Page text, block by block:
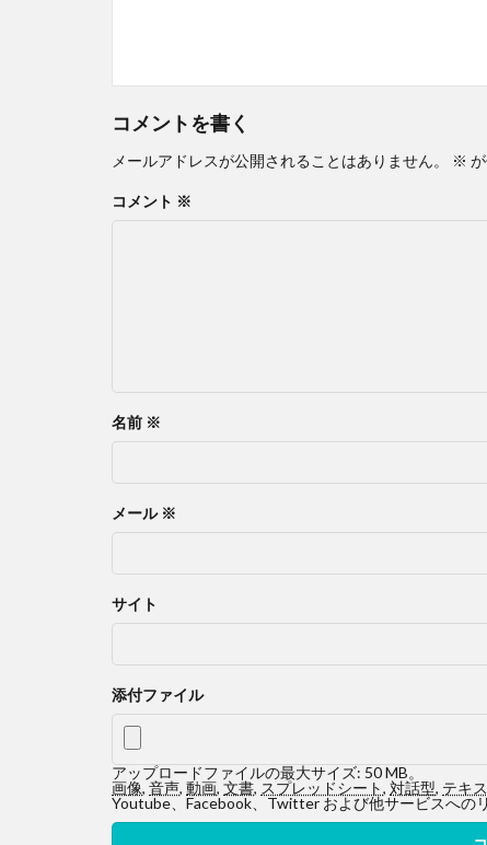
コメントを書く
メールアドレスが公開されることはありません。 ※
コメント ※
名前 ※
メール ※
サイト
添付ファイル
アップロードファイルの最大サイズ: 50 MB。
画像, 音声, 動画, 文書, スプレッドシート, 対話型, テキ
Youtube、Facebook、Twitter および他サービスへの